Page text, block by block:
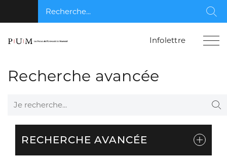
Recherche...
Infolettre
Recherche avancée
Je recherche...
RECHERCHE AVANCÉE